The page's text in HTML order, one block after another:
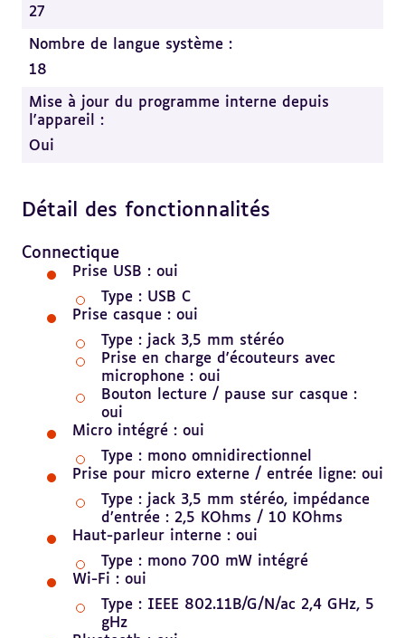
27
Nombre de langue système :
18
Mise à jour du programme interne depuis
l'appareil :
Oui
Détail des fonctionnalités
Connectique
Prise USB : oui
Type : USB C
Prise casque : oui
Type : jack 3,5 mm stéréo
Prise en charge d'écouteurs avec
microphone : oui
Bouton lecture / pause sur casque :
oui
Micro intégré : oui
Type : mono omnidirectionnel
Prise pour micro externe / entrée ligne: oui
Type : jack 3,5 mm stéréo, impédance
d’entrée : 2,5 KOhms / 10 KOhms
Haut-parleur interne : oui
Type : mono 700 mW intégré
Wi-Fi : oui
Type : IEEE 802.11B/G/N/ac 2,4 GHz, 5
gHz
au
sommaire
Revenir
sommaire